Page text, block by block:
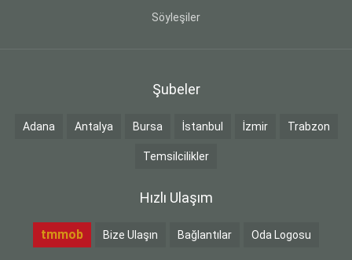
Söyleşiler
Şubeler
Adana Antalya Bursa İstanbul İzmir Trabzon
Temsilcilikler
Hızlı Ulaşım
tmmob Bize Ulaşın Bağlantılar Oda Logosu